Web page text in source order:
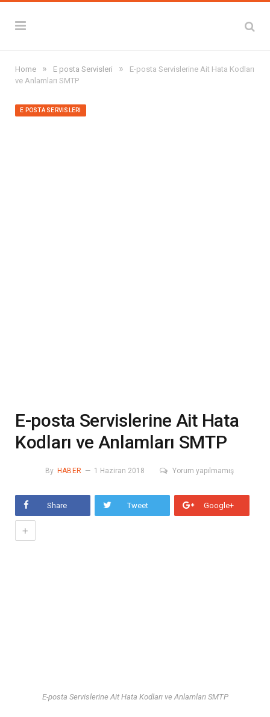
Home » E posta Servisleri »
E-posta Servislerine Ait Hata Kodları
ve Anlamları SMTP
E POSTA SERVISLERI
E-posta Servislerine Ait Hata
Kodları ve Anlamları SMTP
By HABER 1 Haziran 2018 Yorum yapılmamış
Share Tweet Google+
+
E-posta Servislerine Ait Hata Kodları ve Anlamları SMTP